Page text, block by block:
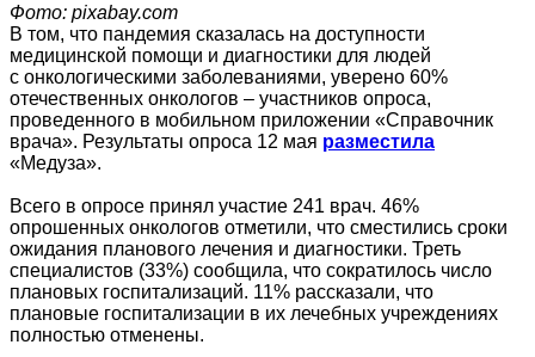
Фото: pixabay.com
В том, что пандемия сказалась на доступности
медицинской помощи и диагностики для людей
с онкологическими заболеваниями, уверено 60%
отечественных онкологов – участников опроса,
проведенного в мобильном приложении «Справочник
врача». Результаты опроса 12 мая разместила
«Медуза».
Всего в опросе принял участие 241 врач. 46%
опрошенных онкологов отметили, что сместились сроки
ожидания планового лечения и диагностики. Треть
специалистов (33%) сообщила, что сократилось число
плановых госпитализаций. 11% рассказали, что
плановые госпитализации в их лечебных учреждениях
полностью отменены.